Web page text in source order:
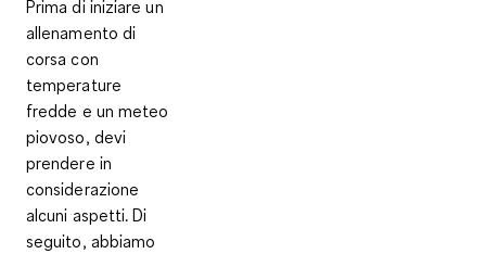
Prima di iniziare un
allenamento di
corsa con
temperature
fredde e un meteo
piovoso, devi
prendere in
considerazione
alcuni aspetti. Di
seguito, abbiamo